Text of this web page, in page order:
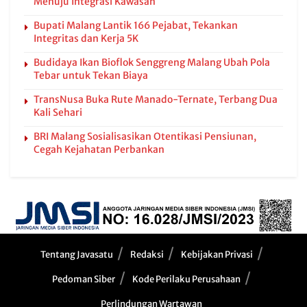
Bupati Malang Lantik 166 Pejabat, Tekankan
Integritas dan Kerja 5K
Budidaya Ikan Bioflok Senggreng Malang Ubah Pola
Tebar untuk Tekan Biaya
TransNusa Buka Rute Manado-Ternate, Terbang Dua
Kali Sehari
BRI Malang Sosialisasikan Otentikasi Pensiunan,
Cegah Kejahatan Perbankan
Tentang Javasatu Redaksi Kebijakan Privasi
Pedoman Siber Kode Perilaku Perusahaan
Perlindungan Wartawan